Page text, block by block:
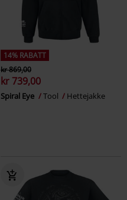
14% RABATT
kr 869,00
kr 739,00
Spiral Eye Tool Hettejakke